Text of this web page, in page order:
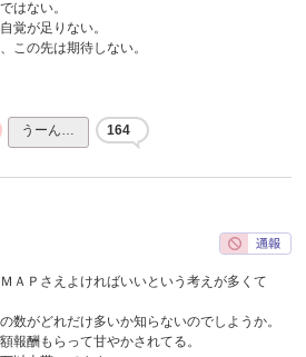
はない。
覚が足りない。
この先は期待しない。
うーん… 164
ＡＰさえよければいいという考えが多くて
数がどれだけ多いか知らないのでしようか。
報酬もらって甘やかされてる。